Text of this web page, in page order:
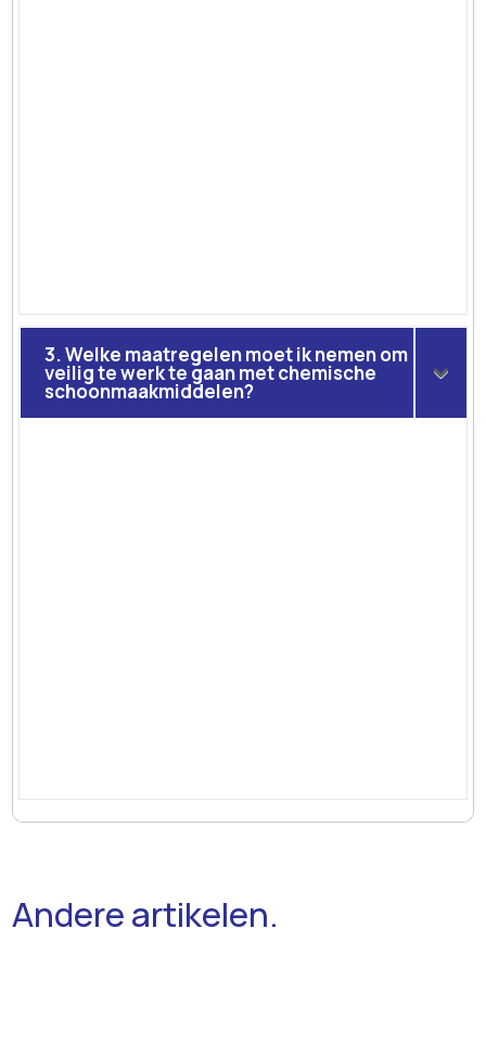
3. Welke maatregelen moet ik nemen om
veilig te werk te gaan met chemische
schoonmaakmiddelen?
Andere artikelen.